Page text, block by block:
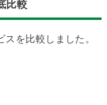
比較
を比較しました。